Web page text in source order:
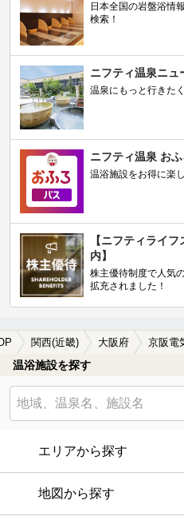
日本全国の岩盤浴情
検索！
ニフティ温泉ニュ
温泉にもっと行きた
ニフティ温泉 お
温浴施設をお得に楽
【ニフティライ
内】
株主優待制度で人気
拡充されました！
関西(近畿) 大阪府
温浴施設を探す
エリアから探す
地図から探す